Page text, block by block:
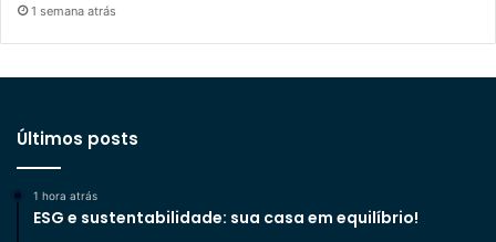
1 semana atrás
Últimos posts
1 hora atrás
ESG e sustentabilidade: sua casa em equilíbrio!